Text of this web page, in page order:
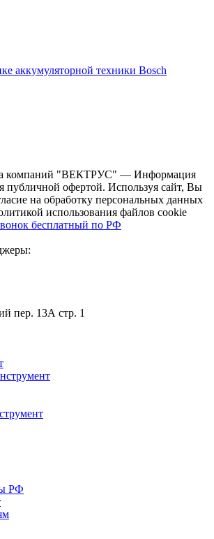
аккумуляторной техники Bosch
компаний "ВЕКТРУС" — Информация
публичной офертой. Используя сайт, Вы
на обработку персональных данных
использования файлов cookie
бесплатный по РФ
пер. 13А стр. 1
РФ